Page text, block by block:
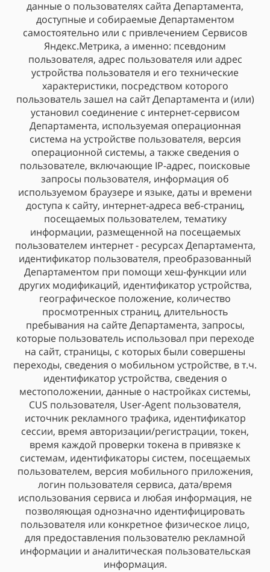
данные о пользователях сайта Департамента,
доступные и собираемые Департаментом
самостоятельно или с привлечением Сервисов
Яндекс.Метрика, а именно: псевдоним
пользователя, адрес пользователя или адрес
устройства пользователя и его технические
характеристики, посредством которого
пользователь зашел на сайт Департамента и (или)
установил соединение с интернет-сервисом
Департамента, используемая операционная
система на устройстве пользователя, версия
операционной системы, а также сведения о
пользователе, включающие IP-адрес, поисковые
запросы пользователя, информация об
используемом браузере и языке, даты и времени
доступа к сайту, интернет-адреса веб-страниц,
посещаемых пользователем, тематику
информации, размещенной на посещаемых
пользователем интернет - ресурсах Департамента,
идентификатор пользователя, преобразованный
Департаментом при помощи хеш-функции или
других модификаций, идентификатор устройства,
географическое положение, количество
просмотренных страниц, длительность
пребывания на сайте Департамента, запросы,
которые пользователь использовал при переходе
на сайт, страницы, с которых были совершены
переходы, сведения о мобильном устройстве, в т.ч.
идентификатор устройства, сведения о
местоположении, данные о настройках системы,
CUS пользователя, User-Agent пользователя,
источник рекламного трафика, идентификатор
сессии, время авторизации/регистрации, токен,
время каждой проверки токена в привязке к
системам, идентификаторы систем, посещаемых
пользователем, версия мобильного приложения,
логин пользователя сервиса, дата/время
использования сервиса и любая информация, не
позволяющая однозначно идентифицировать
пользователя или конкретное физическое лицо,
для предоставления пользователю рекламной
информации и аналитическая пользовательская
информация.